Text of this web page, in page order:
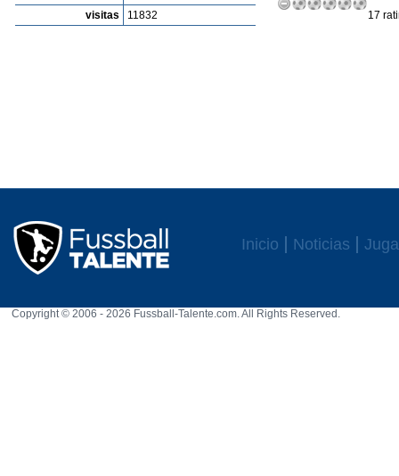
visitas
11832
17
Inicio Noticias
Copyright © 2006 - 2026 Fussball-Talente.com. All Rights Reserved.